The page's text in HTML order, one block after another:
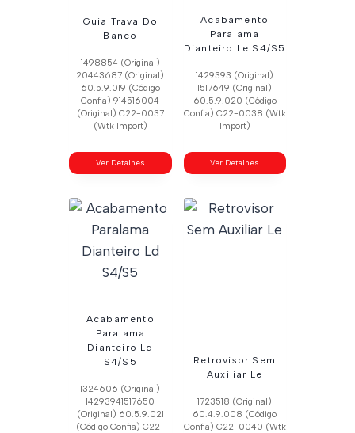
Guia Trava Do
Banco
1498854 (Original)
20443687 (Original)
60.5.9.019 (Código
Confia) 914516004
(Original) C22-0037
(Wtk Import)
Ver Detalhes
Acabamento
Paralama
Dianteiro Le S4/S5
1429393 (Original)
1517649 (Original)
60.5.9.020 (Código
Confia) C22-0038 (Wtk
Import)
Ver Detalhes
Acabamento
Paralama
Dianteiro Ld
S4/S5
1324606 (Original)
14293941517650
(Original) 60.5.9.021
(Código Confia) C22-
Retrovisor Sem
Auxiliar Le
1723518 (Original)
60.4.9.008 (Código
Confia) C22-0040 (Wtk